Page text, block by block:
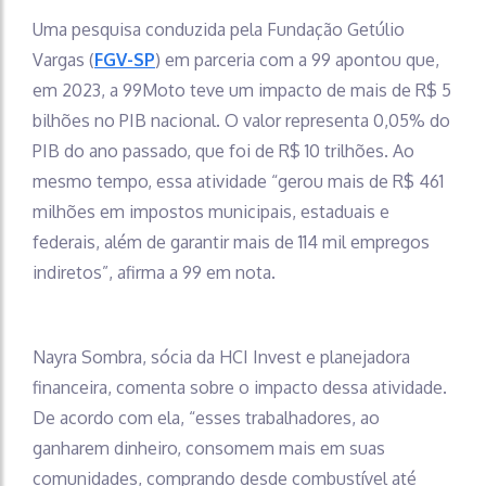
Uma pesquisa conduzida pela Fundação Getúlio
Vargas (FGV-SP) em parceria com a 99 apontou que,
em 2023, a 99Moto teve um impacto de mais de R$ 5
bilhões no PIB nacional. O valor representa 0,05% do
PIB do ano passado, que foi de R$ 10 trilhões. Ao
mesmo tempo, essa atividade “gerou mais de R$ 461
milhões em impostos municipais, estaduais e
federais, além de garantir mais de 114 mil empregos
indiretos”, afirma a 99 em nota.
Nayra Sombra, sócia da HCI Invest e planejadora
financeira, comenta sobre o impacto dessa atividade.
De acordo com ela, “esses trabalhadores, ao
ganharem dinheiro, consomem mais em suas
comunidades, comprando desde combustível até